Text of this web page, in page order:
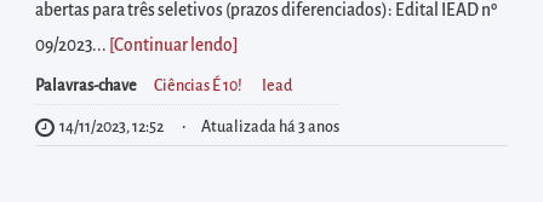
para
realizar
buscas
internas
abertas para três seletivos (prazos diferenciados): Edital IEAD nº
09/2023... [Continuar lendo
Palavras-chave Ciências É 10! Iead
14/11/2023, 12:52 Atualizada há 3 anos